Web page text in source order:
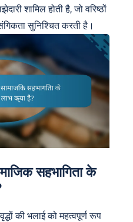
शामिल होती है, जो वरिष्ठों
सुनिश्चित करती है।
सहभागिता के
की भलाई को महत्वपूर्ण रूप